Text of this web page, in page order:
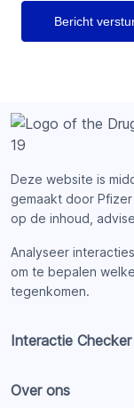
Deze website is
gemaakt door
op de inhoud,
Analyseer
om te bepalen
tegenkomen.
Interactie Checker
Over ons